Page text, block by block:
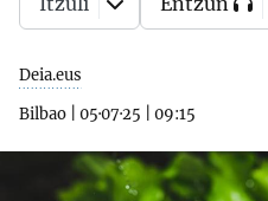
Deia.eus
Bilbao
05·07·25 09:15